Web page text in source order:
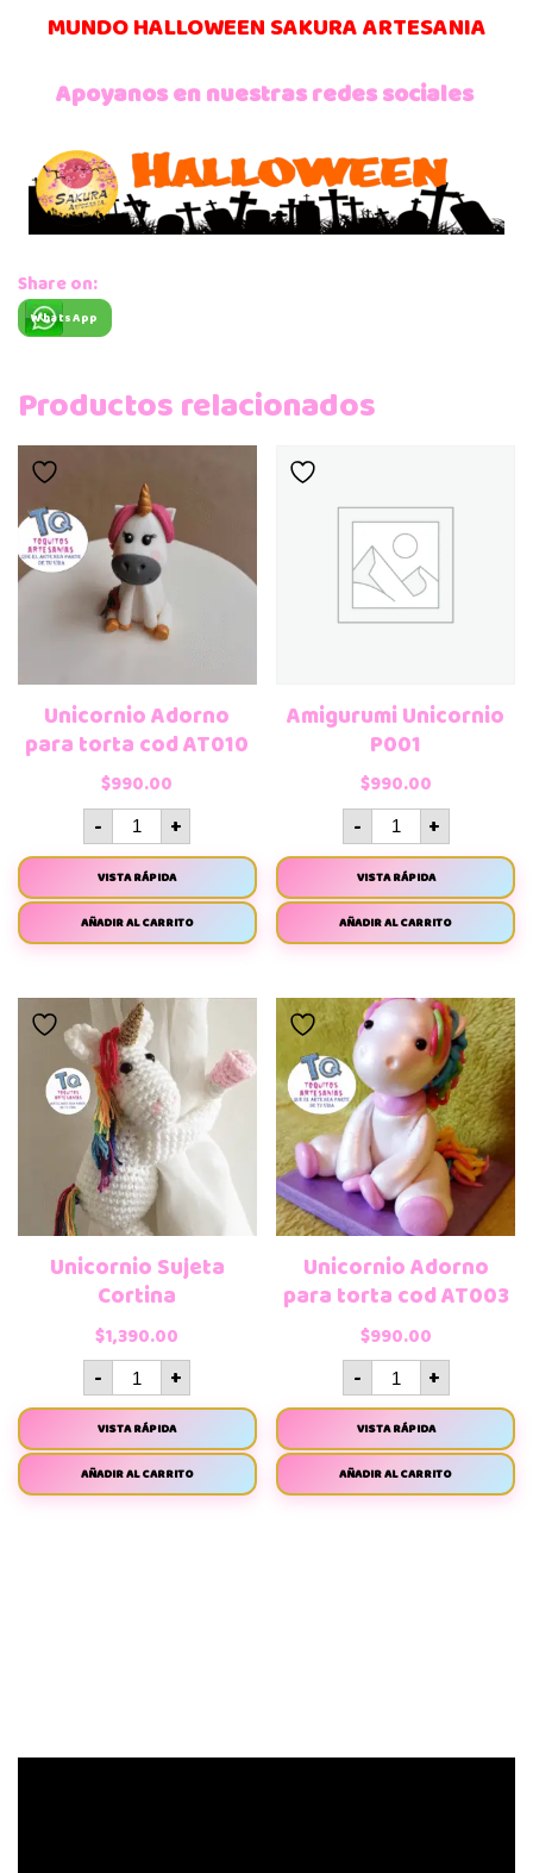
MUNDO HALLOWEEN SAKURA ARTESANIA
Apoyanos en nuestras redes sociales
Share on:
WhatsApp
Productos relacionados
Unicornio Adorno
para torta cod AT010
$990.00
- +
VISTA RÁPIDA
AÑADIR AL CARRITO
Amigurumi Unicornio
P001
$990.00
- +
VISTA RÁPIDA
AÑADIR AL CARRITO
Unicornio Sujeta
Cortina
$1,390.00
- +
VISTA RÁPIDA
AÑADIR AL CARRITO
Unicornio Adorno
para torta cod AT003
$990.00
- +
VISTA RÁPIDA
AÑADIR AL CARRITO